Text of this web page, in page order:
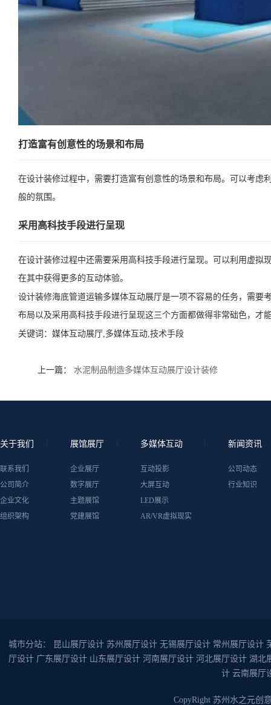
打造富有创意性的场景和布局
在设计装修过程中，需要打造富有创意性的场景和布局。可以考
般的氛围。
采用高科技手段进行呈现
在设计装修过程中还需要采用高科技手段进行呈现。可以利用虚
在其中获得更多的互动体验。
设计装修海底管道运输多媒体互动展厅是一项不容易的任务，需
布局以及采用高科技手段进行呈现这三个方面都做得非常础色，才
关键词： 媒体互动展厅,多媒体互动,技术手段
上一篇： 水泥制品制造多媒体互动展厅设计装修
关于我们
联系我们
公司简介
企业文化
组织架构
展馆展厅
企业展厅
数字展厅
主题展馆
党建展馆
多媒体互动
互动投影
大屏互动
LED展示
AR/VR虚拟现实
新闻资讯
公司动态
行业知识
城市分站： 昆山展厅设计 苏州展厅设计 无锡展厅设计 常州展厅设计
厅设计 广东展厅设计 山东展厅设计 河南展厅设计 河北展厅设计 湖北
计 云南展厅
CopyRight 苏州水之元创